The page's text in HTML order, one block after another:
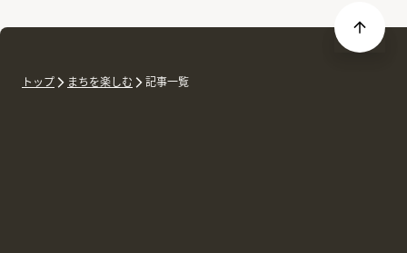
トップ まちを楽しむ 記事一覧